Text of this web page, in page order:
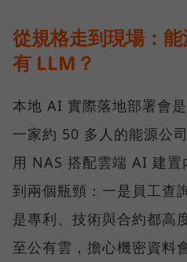
從規格走到現場：
有 LLM？
本地 AI 實際落地部署會
一家約 50 多人的能源公
用 NAS 搭配雲端 AI 建置
到兩個瓶頸：一是員工查
是專利、技術與合約都高
至公有雲，擔心機密資料